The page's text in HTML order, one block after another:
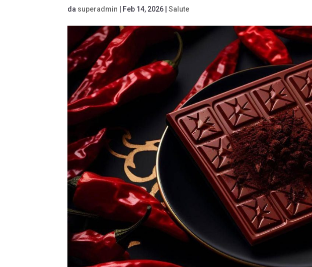
da superadmin Feb 14, 2026 |Salute